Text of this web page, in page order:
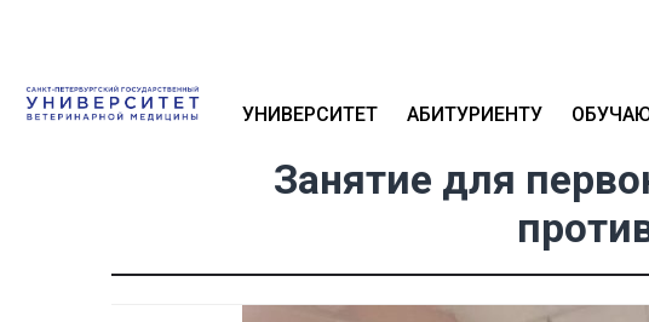
УНИВЕРСИТЕТ АБИТУРИЕНТУ
Занятие для